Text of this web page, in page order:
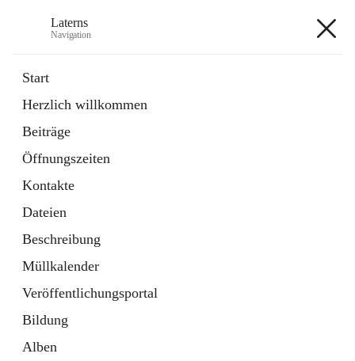
Laterns
Navigation
Start
Herzlich willkommen
Beiträge
Öffnungszeiten
Kontakte
Dateien
Beschreibung
Müllkalender
Veröffentlichungsportal
Bildung
Alben
11 Schnellzugriffe
Soziales
1 Schnellzugriff